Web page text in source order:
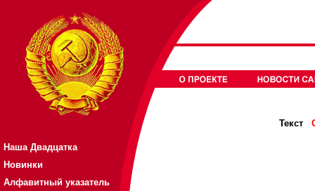
Наша Двадцатка
Новинки
Алфавитный указатель
Текст